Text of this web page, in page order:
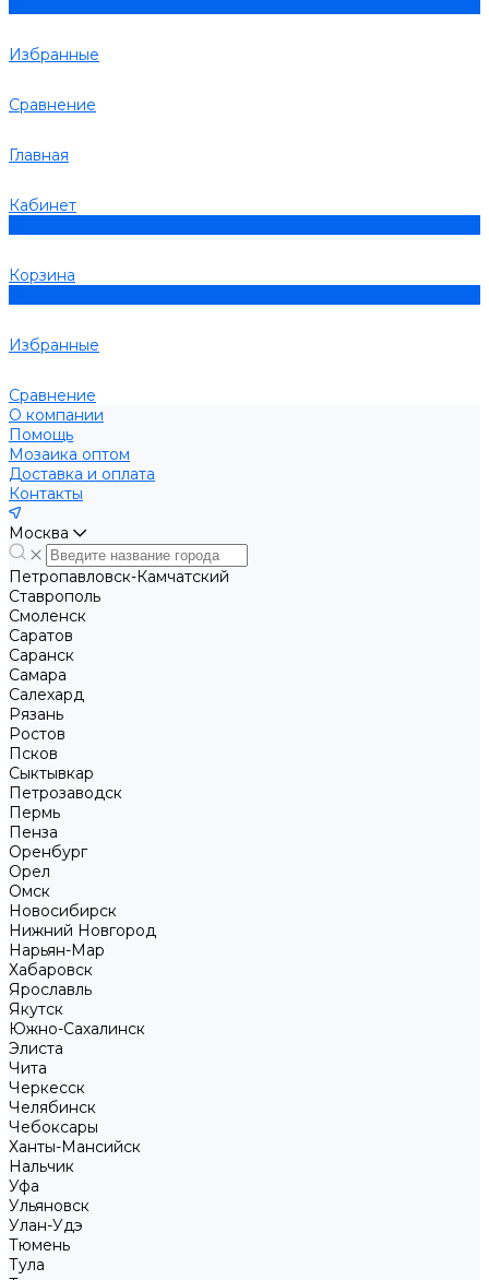
Избранные
Сравнение
Главная
Кабинет
Корзина
Избранные
Сравнение
О компании
Помощь
Мозаика оптом
Доставка и оплата
Контакты
Москва
Петропавловск-Камчатский
Ставрополь
Смоленск
Саратов
Саранск
Самара
Салехард
Рязань
Ростов
Псков
Сыктывкар
Петрозаводск
Пермь
Пенза
Оренбург
Орел
Омск
Новосибирск
Нижний Новгород
Нарьян-Мар
Хабаровск
Ярославль
Якутск
Южно-Сахалинск
Элиста
Чита
Черкесск
Челябинск
Чебоксары
Ханты-Мансийск
Нальчик
Уфа
Ульяновск
Улан-Удэ
Тюмень
Тула